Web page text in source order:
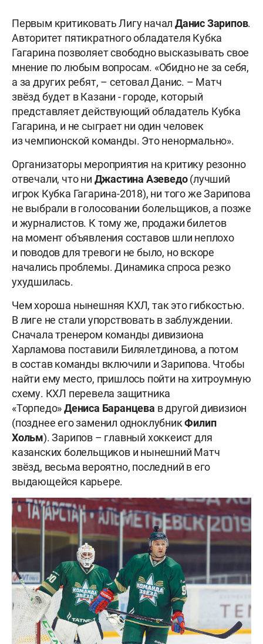
Первым критиковать Лигу начал Данис Зарипов.
Авторитет пятикратного обладателя Кубка
Гагарина позволяет свободно высказывать свое
мнение по любым вопросам. «Обидно не за себя,
а за других ребят, – сетовал Данис. – Матч
звёзд будет в Казани - городе, который
представляет действующий обладатель Кубка
Гагарина, и не сыграет ни один человек
из чемпионской команды. Это ненормально».
Организаторы мероприятия на критику резонно
отвечали, что ни Джастина Азеведо(лучший
игрок Кубка Гагарина-2018), ни того же Зарипова
не выбрали в голосовании болельщиков, а позже
и журналистов. К тому же, продажи билетов
на момент объявления составов шли неплохо
и поводов для тревоги не было, но вскоре
начались проблемы. Динамика спроса резко
ухудшилась.
Чем хороша нынешняя КХЛ, так это гибкостью.
В лиге не стали упорствовать в заблуждении.
Сначала тренером команды дивизиона
Харламова поставили Билялетдинова, а потом
в состав команды включили и Зарипова. Чтобы
найти ему место, пришлось пойти на хитроумную
схему. КХЛ перевела защитника
«Торпедо»Дениса Баранцева в другой дивизион
(позднее его заменил одноклубникФилип
Хольм). Зарипов – главный хоккеист для
казанских болельщиков и нынешний Матч
звёзд, весьма вероятно, последний в его
выдающейся карьере.